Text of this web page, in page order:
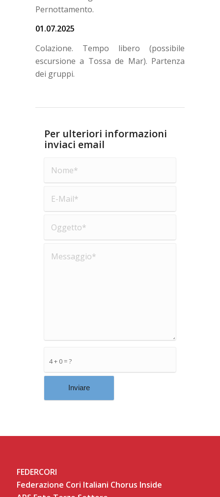
Pernottamento.
01.07.2025
Colazione. Tempo libero (possibile
escursione a Tossa de Mar). Partenza
dei gruppi.
Per ulteriori informazioni
inviaci email
4 + 0 = ?
FEDERCORI
Federazione Cori Italiani Chorus Inside